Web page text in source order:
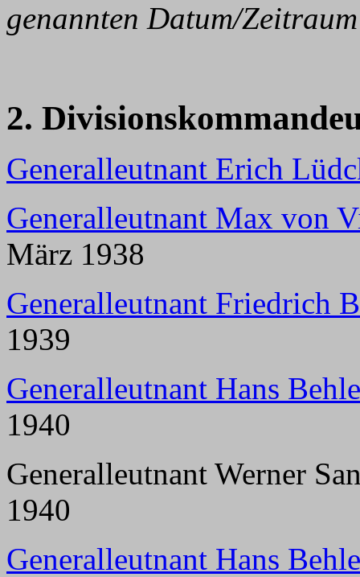
genannten Datum/
2.
Generalleutnant Erich
Generalleutnant Max von
März 1938
Generalleutnant Friedrich
1939
Generalleutnant Hans
1940
Generalleutnant Werner
1940
Generalleutnant Hans